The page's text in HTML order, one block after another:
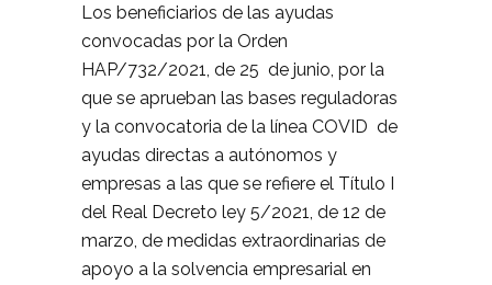
Los beneficiarios de las ayudas
convocadas por la Orden
HAP/732/2021, de 25 de junio, por la
que se aprueban las bases reguladoras
y la convocatoria de la línea COVID de
ayudas directas a autónomos y
empresas a las que se refiere el Título I
del Real Decreto ley 5/2021, de 12 de
marzo, de medidas extraordinarias de
apoyo a la solvencia empresarial en